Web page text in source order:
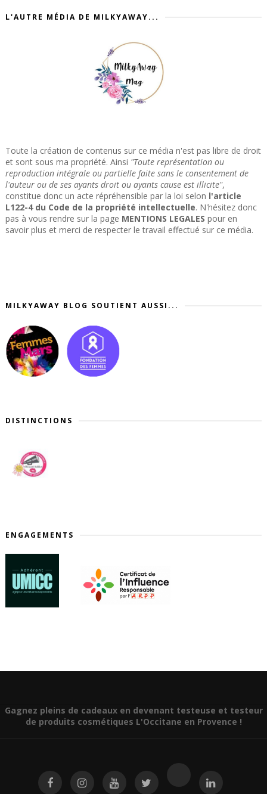
L'AUTRE MÉDIA DE MILKYAWAY...
Toute la création de contenus sur ce média n'est pas libre de droit
et sont sous ma propriété. Ainsi "Toute représentation ou
reproduction intégrale ou partielle faite sans le consentement de
l'auteur ou de ses ayants droit ou ayants cause est illicite",
constitue donc un acte répréhensible par la loi selon l'article
L122-4 du Code de la propriété intellectuelle. N'hésitez donc
pas à vous rendre sur la page MENTIONS LEGALES pour en
savoir plus et merci de respecter le travail effectué sur ce média.
MILKYAWAY BLOG SOUTIENT AUSSI...
DISTINCTIONS
ENGAGEMENTS
Gagnez pleins de cadeaux en devenant testeuse et testeur
de produits cosmétiques L'Occitane en Provence !